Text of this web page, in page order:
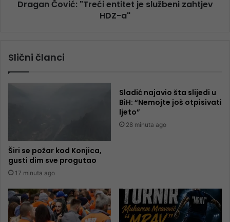
Dragan Čović: "Treći entitet je službeni zahtjev
HDZ-a"
Slični članci
Širi se požar kod Konjica,
gusti dim sve progutao
17 minuta ago
Sladić najavio šta slijedi u
BiH: “Nemojte još otpisivati
ljeto”
28 minuta ago